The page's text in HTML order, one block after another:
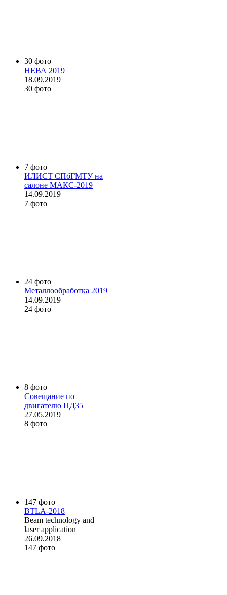
30 фото
НЕВА 2019
18.09.2019
30 фото
7 фото
ИЛИСТ СПбГМТУ на
салоне МАКС-2019
14.09.2019
7 фото
24 фото
Металлообработка 2019
14.09.2019
24 фото
8 фото
Совещание по
двигателю ПД35
27.05.2019
8 фото
147 фото
BTLA-2018
Beam technology and
laser application
26.09.2018
147 фото